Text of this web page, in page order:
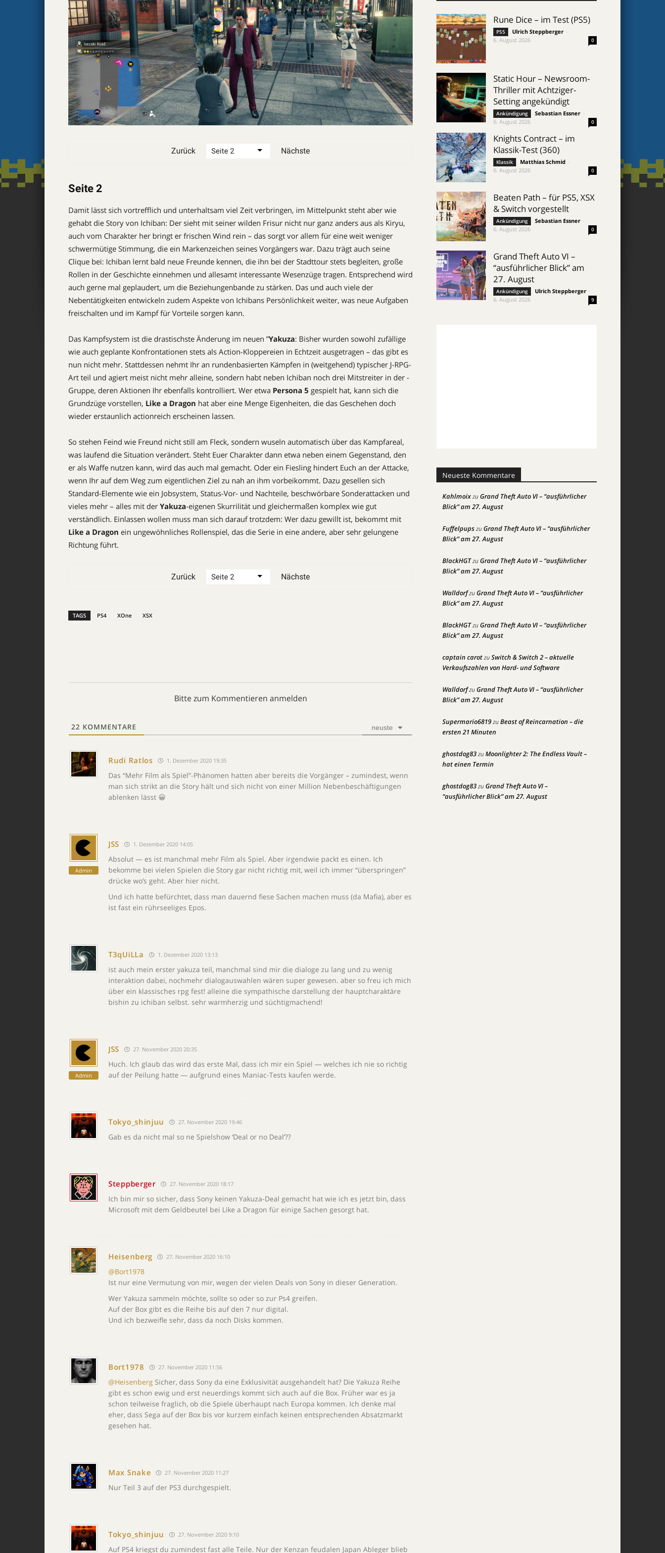
Zurück Nächste
Seite 2
Damit lässt sich vortrefflich und unterhaltsam viel Zeit verbringen, im Mittelpunkt steht aber wie
gehabt die Story von Ichiban: Der sieht mit seiner wilden Frisur nicht nur ganz anders aus als Kiryu,
auch vom Charakter her bringt er frischen Wind rein – das sorgt vor allem für eine weit weniger
schwermütige Stimmung, die ein Markenzeichen seines Vorgängers war. Dazu trägt auch seine
Clique bei: Ichiban lernt bald neue Freunde kennen, die ihn bei der Stadttour stets begleiten, große
Rollen in der Geschichte einnehmen und allesamt interessante Wesenzüge tragen. Entsprechend wird
auch gerne mal geplaudert, um die Beziehungenbande zu stärken. Das und auch viele der
Nebentätigkeiten entwickeln zudem Aspekte von Ichibans Persönlichkeit weiter, was neue Aufgaben
freischalten und im Kampf für Vorteile sorgen kann.
Das Kampfsystem ist die drastischste Änderung im neuen ”Yakuza: Bisher wurden sowohl zufällige
wie auch geplante Konfrontationen stets als Action-Kloppereien in Echtzeit ausgetragen – das gibt es
nun nicht mehr. Stattdessen nehmt Ihr an rundenbasierten Kämpfen in (weitgehend) typischer J-RPG-
Art teil und agiert meist nicht mehr alleine, sondern habt neben Ichi­ban noch drei Mitstreiter in der ­
Gruppe, deren Aktionen Ihr ebenfalls kontrolliert. Wer etwa Persona 5 gespielt hat, kann sich die
Grundzüge vorstellen, Like a Dragon hat aber eine Menge Eigenheiten, die das Geschehen doch
wieder erstaunlich action­reich erscheinen lassen.
So stehen Feind wie Freund nicht still am Fleck, sondern wuseln automatisch über das Kampfareal,
was laufend die Situation verändert. Steht Euer Charakter dann etwa neben einem Gegenstand, den
er als Waffe nutzen kann, wird das auch mal gemacht. Oder ein Fiesling hindert Euch an der Attacke,
wenn Ihr auf dem Weg zum eigentlichen Ziel zu nah an ihm vorbeikommt. Dazu gesellen sich
Standard-Elemente wie ein Jobsystem, Status-Vor- und Nachteile, beschwörbare Sonderattacken und
vieles mehr – alles mit der Yakuza-eigenen Skurrilität und gleichermaßen komplex wie gut
verständlich. Einlassen wollen muss man sich darauf trotzdem: Wer dazu gewillt ist, bekommt mit
Like a Dragon ein ungewöhnliches Rollenspiel, das die Serie in eine andere, aber sehr gelungene
Richtung führt.
Zurück Nächste
TAGS PS4 XOne XSX
Bitte zum Kommentieren anmelden
22 KOMMENTARE neuste
Rudi Ratlos 1. Dezember 2020 19:35
Das “Mehr Film als Spiel”-Phänomen hatten aber bereits die Vorgänger – zumindest, wenn
man sich strikt an die Story hält und sich nicht von einer Million Nebenbeschäftigungen
ablenken lässt 😀
Admin
JSS 1. Dezember 2020 14:05
Absolut — es ist manchmal mehr Film als Spiel. Aber irgendwie packt es einen. Ich
bekomme bei vielen Spielen die Story gar nicht richtig mit, weil ich immer “überspringen”
drücke wo’s geht. Aber hier nicht.
Und ich hatte befürchtet, dass man dauernd fiese Sachen machen muss (da Mafia), aber es
ist fast ein rührseeliges Epos.
T3qUiLLa 1. Dezember 2020 13:13
ist auch mein erster yakuza teil, manchmal sind mir die dialoge zu lang und zu wenig
interaktion dabei, nochmehr dialogauswahlen wären super gewesen. aber so freu ich mich
über ein klassisches rpg fest! alleine die sympathische darstellung der hauptcharaktäre
bishin zu ichiban selbst. sehr warmherzig und süchtigmachend!
Admin
JSS 27. November 2020 20:35
Huch. Ich glaub das wird das erste Mal, dass ich mir ein Spiel — welches ich nie so richtig
auf der Peilung hatte — aufgrund eines Maniac-Tests kaufen werde.
Tokyo_shinjuu 27. November 2020 19:46
Gab es da nicht mal so ne Spielshow ‘Deal or no Deal’??
Steppberger 27. November 2020 18:17
Ich bin mir so sicher, dass Sony keinen Yakuza-Deal gemacht hat wie ich es jetzt bin, dass
Microsoft mit dem Geldbeutel bei Like a Dragon für einige Sachen gesorgt hat.
Heisenberg 27. November 2020 16:10
@Bort1978
Ist nur eine Vermutung von mir, wegen der vielen Deals von Sony in dieser Generation.
Wer Yakuza sammeln möchte, sollte so oder so zur Ps4 greifen.
Auf der Box gibt es die Reihe bis auf den 7 nur digital.
Und ich bezweifle sehr, dass da noch Disks kommen.
Bort1978 27. November 2020 11:56
@Heisenberg Sicher, dass Sony da eine Exklusivität ausgehandelt hat? Die Yakuza Reihe
gibt es schon ewig und erst neuerdings kommt sich auch auf die Box. Früher war es ja
schon teilweise fraglich, ob die Spiele überhaupt nach Europa kommen. Ich denke mal
eher, dass Sega auf der Box bis vor kurzem einfach keinen entsprechenden Absatzmarkt
gesehen hat.
Max Snake 27. November 2020 11:27
Nur Teil 3 auf der PS3 durchgespielt.
Tokyo_shinjuu 27. November 2020 9:10
Auf PS4 kriegst du zumindest fast alle Teile. Nur der Kenzan feudalen Japan Ableger blieb
Rune Dice – im Test (PS5)
PS5 Ulrich Steppberger
6. August 2026
0
Static Hour – Newsroom-
Thriller mit Achtziger-
Setting angekündigt
Ankündigung Sebastian Essner
6. August 2026
0
Knights Contract – im
Klassik-Test (360)
Klassik Matthias Schmid
6. August 2026
0
Beaten Path – für PS5, XSX
& Switch vorgestellt
Ankündigung Sebastian Essner
6. August 2026
0
Grand Theft Auto VI –
“ausführlicher Blick” am
27. August
Ankündigung Ulrich Steppberger
6. August 2026
9
Neueste Kommentare
KahlmoixzuGrand Theft Auto VI – “ausführlicher
Blick” am 27. August
FuffelpupszuGrand Theft Auto VI – “ausführlicher
Blick” am 27. August
BlackHGTzuGrand Theft Auto VI – “ausführlicher
Blick” am 27. August
WalldorfzuGrand Theft Auto VI – “ausführlicher
Blick” am 27. August
BlackHGTzuGrand Theft Auto VI – “ausführlicher
Blick” am 27. August
captain carotzuSwitch & Switch 2 – aktuelle
Verkaufszahlen von Hard- und Software
WalldorfzuGrand Theft Auto VI – “ausführlicher
Blick” am 27. August
Supermario6819zuBeast of Reincarnation – die
ersten 21 Minuten
ghostdog83zuMoonlighter 2: The Endless Vault –
hat einen Termin
ghostdog83zuGrand Theft Auto VI –
“ausführlicher Blick” am 27. August